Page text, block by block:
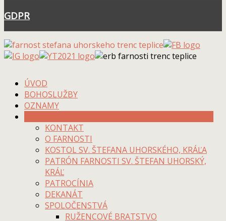
GDPR
ÚVOD
BOHOSLUŽBY
OZNAMY
KONTAKT
O FARNOSTI
KOSTOL SV. ŠTEFANA UHORSKÉHO, KRÁĽA
PATRÓN FARNOSTI SV. ŠTEFAN UHORSKÝ,
KRÁĽ
PATROCÍNIA
DEKANÁT
SPOLOČENSTVÁ
RUŽENCOVÉ BRATSTVO